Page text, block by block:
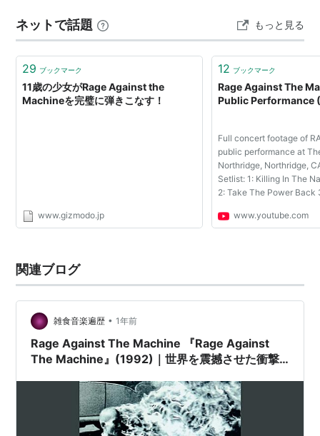
ネットで話題 もっと見る
29 ブックマーク
11歳の少女がRage Against the
Machineを完璧に弾きこなす！
www.gizmodo.jp
12 ブックマーク
Rage Against The
Public Performance
Full concert footage of
public performance at
Northridge, Northridge,
Setlist: 1: Killing In The
2: Take The Power Back
Township Rebellion 7:
www.youtube.com
関連ブログ
雑食音楽遍歴 • 1年前
Rage Against The Machine 『Rage Against
The Machine』(1992)｜世界を震撼させた衝撃